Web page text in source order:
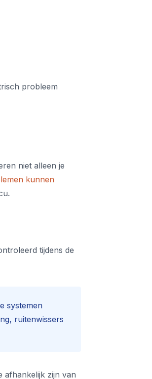
probleem
niet alleen je
kunnen
tijdens de
systemen
ruitenwissers
afhankelijk zijn van